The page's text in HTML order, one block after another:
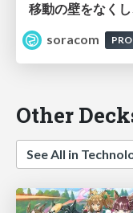
soracom
PRO
Other
See All in